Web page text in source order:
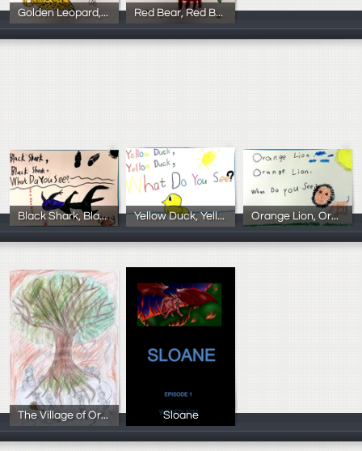
Golden Leopard, Golden Leopard, What Do You See?
102學年度3年6
Red Bear, Red Bear, What Do You See?
102學年度3年5
Black Shark, Black Shark, What Do You See? Yellow Duck, Yellow Duck, What Do You See? Orange Lion, Orange Lion, What Do You See?
The Village of Orion
Juhi
Sloane
金秀妍 Wendy K